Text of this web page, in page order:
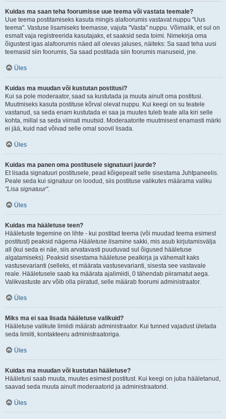
Kuidas ma saan teha foorumisse uue teema või vastata teemale?
Uue teema postitamiseks kasuta mingis alafoorumis vastavat nuppu "Uus
teema". Vastuse lisamiseks teemasse, vajuta "Vasta" nuppu. Võimalik, et sul on
esmalt vaja registreerida kasutajaks, et saaksid seda toimi. Nimekirja oma
õigustest igas alafoorumis näed all olevas jaluses, näiteks: Sa saad teha uusi
teemasid siin foorumis, Sa saad postitada siin foorumis manuseid, jne.
Üles
Kuidas ma muudan või kustutan postitusi?
Kui sa pole moderaator, saad sa kustutada ja muuta ainult oma postitusi.
Muutmiseks kasuta postituse kõrval olevat nuppu. Kui keegi on su teatele
vastanud, sa seda enam kustutada ei saa ja muutes tuleb teate alla kiri selle
kohta, millal sa seda viimati muutsid. Moderaatorite muutmisest enamasti märki
ei jää, kuid nad võivad selle omal soovil lisada.
Üles
Kuidas ma panen oma postitusele signatuuri juurde?
Et lisada signatuuri postitusele, pead kõigepealt selle sisestama Juhtpaneelis.
Peale seda kui signatuur on loodud, siis postituse valikutes määrama valiku
"Lisa signatuur".
Üles
Kuidas ma hääletuse teen?
Hääletuste tegemine on lihte - kui postitad teema (või muudad teema esimest
postitust) peaksid nägema Hääletuse lisamine sakki, mis asub kirjutamisvälja
all (kui seda ei näe, siis arvatavasti puuduvad sul õigused hääletuse
algatamiseks). Peaksid sisestama hääletuse pealkirja ja vähemalt kaks
vastusevarianti (selleks, et määrata vastusevarianti, sisesta see vastavale
reale. Hääletusele saab ka määrata ajalimiidi, 0 tähendab piiramatut aega.
Valikvastuste arv võib olla piiratud, selle määrab foorumi administraator.
Üles
Miks ma ei saa lisada hääletuse valikuid?
Hääletuse valikute limiidi määrab administraator. Kui tunned vajadust ületada
seda limiiti, kontakteeru administraatoriga.
Üles
Kuidas ma muudan või kustutan hääletuse?
Hääletusi saab muuta, muutes esimest postitust. Kui keegi on juba hääletanud,
saavad seda muuta ainult moderaatorid ja administraatorid.
Üles